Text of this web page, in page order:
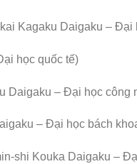
Kagaku Daigaku –
học quốc tế)
Daigaku – Đại học công
– Đại học bách
shi Kouka Daigaku –